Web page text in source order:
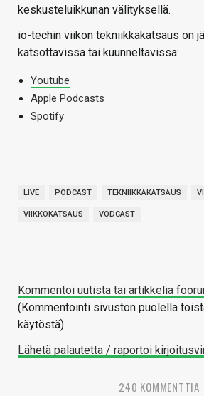
keskusteluikkunan välityksellä.
io-techin viikon tekniikkakatsaus on
katsottavissa tai kuunneltavissa:
Youtube
Apple Podcasts
Spotify
LIVE PODCAST TEKNIIKKAKATSAUS
VIIKKOKATSAUS VODCAST
Kommentoi uutista tai artikkelia
(Kommentointi sivuston puolella
käytöstä)
Lähetä palautetta / raportoi
240 KOMMENTTIA